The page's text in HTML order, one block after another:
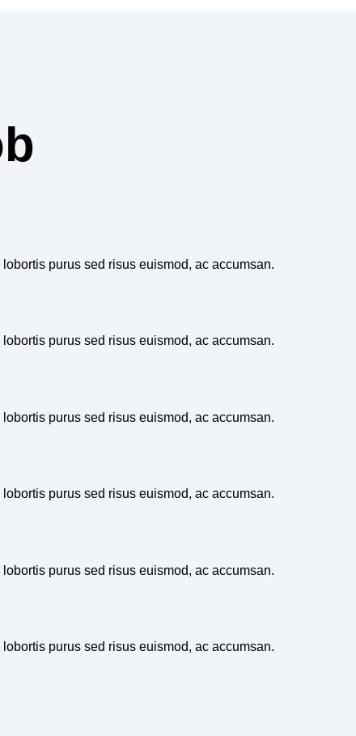
purus sed risus euismod, ac accumsan.
purus sed risus euismod, ac accumsan.
purus sed risus euismod, ac accumsan.
purus sed risus euismod, ac accumsan.
purus sed risus euismod, ac accumsan.
purus sed risus euismod, ac accumsan.